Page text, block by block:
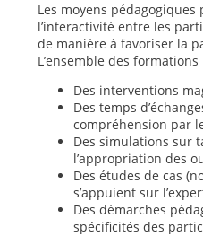
Les moyens
l’interactivité entre les
de manière à favoriser la
L’ensemble des
Des interventions
Des temps
compréhension par
Des simulations sur
l’appropriation des
Des études de cas
s’appuient sur
Des démarches
spécificités des